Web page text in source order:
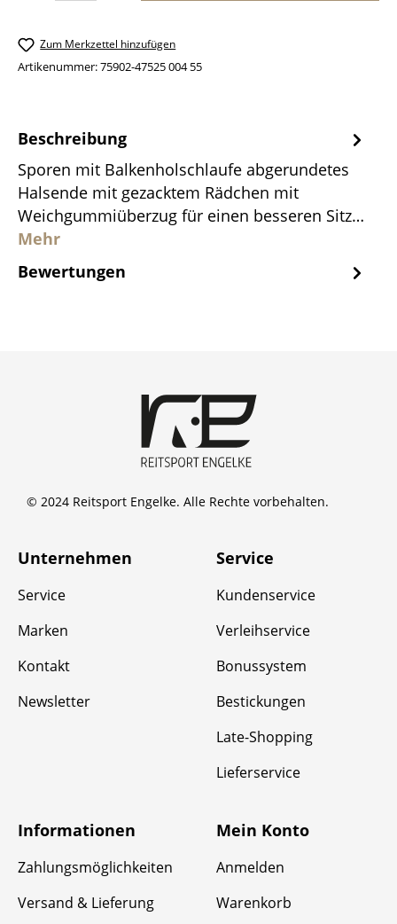
Zum Merkzettel hinzufügen
Artikenummer:75902-47525 004 55
Beschreibung
Sporen mit Balkenholschlaufe abgerundetes
Halsende mit gezacktem Rädchen mit
Weichgummiüberzug für einen besseren Sitz…
Mehr
Bewertungen
© 2024 Reitsport Engelke. Alle Rechte vorbehalten.
Unternehmen
Service
Marken
Kontakt
Newsletter
Service
Kundenservice
Verleihservice
Bonussystem
Bestickungen
Late-Shopping
Lieferservice
Informationen
Zahlungsmöglichkeiten
Versand & Lieferung
Mein Konto
Anmelden
Warenkorb